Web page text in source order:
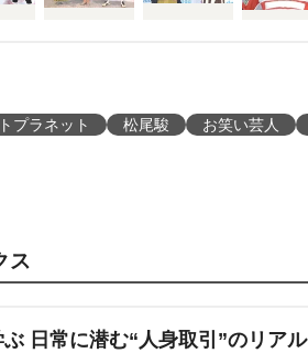
プラネット 松尾駿 お笑い芸人
ス
日常に潜む“人身取引”のリアル